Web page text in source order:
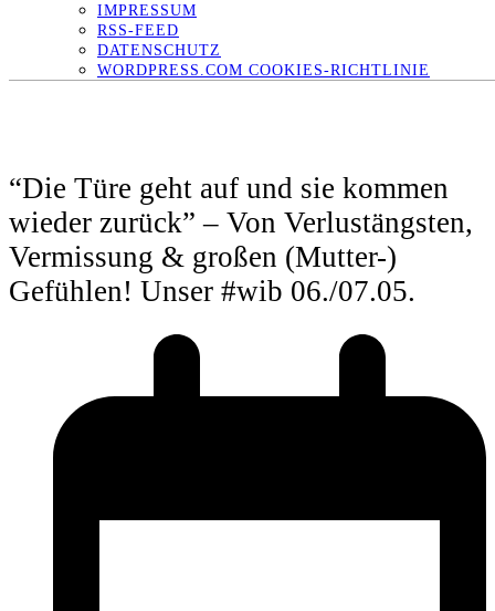
IMPRESSUM
RSS-FEED
DATENSCHUTZ
WORDPRESS.COM COOKIES-RICHTLINIE
“Die Türe geht auf und sie kommen
wieder zurück” – Von Verlustängsten,
Vermissung & großen (Mutter-)
Gefühlen! Unser #wib 06./07.05.